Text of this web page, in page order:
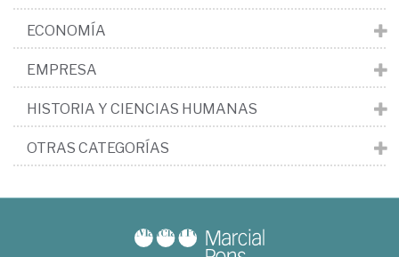
ECONOMÍA
EMPRESA
HISTORIA Y CIENCIAS HUMANAS
OTRAS CATEGORÍAS